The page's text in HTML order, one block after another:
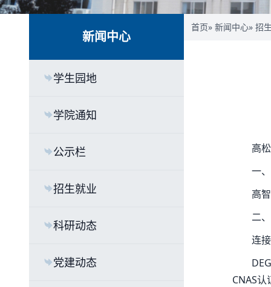
新闻中心
学生园地
学院通知
公示栏
招生就业
科研动态
党建动态
首页» 新闻中心» 招
高
一
高
二
连
CNAS